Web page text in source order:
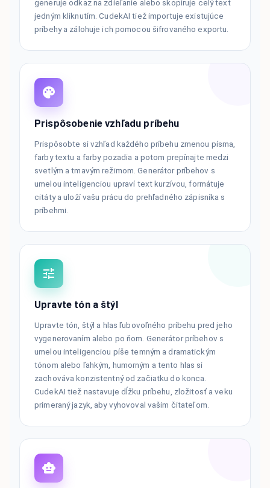
generuje odkaz na zdieľanie alebo skopíruje celý text
jedným kliknutím. CudekAI tiež importuje existujúce
príbehy a zálohuje ich pomocou šifrovaného exportu.
Prispôsobenie vzhľadu príbehu
Prispôsobte si vzhľad každého príbehu zmenou písma,
farby textu a farby pozadia a potom prepínajte medzi
svetlým a tmavým režimom. Generátor príbehov s
umelou inteligenciou upraví text kurzívou, formátuje
citáty a uloží vašu prácu do prehľadného zápisníka s
príbehmi.
Upravte tón a štýl
Upravte tón, štýl a hlas ľubovoľného príbehu pred jeho
vygenerovaním alebo po ňom. Generátor príbehov s
umelou inteligenciou píše temným a dramatickým
tónom alebo ľahkým, humorným a tento hlas si
zachováva konzistentný od začiatku do konca.
CudekAI tiež nastavuje dĺžku príbehu, zložitosť a veku
primeraný jazyk, aby vyhovoval vašim čitateľom.